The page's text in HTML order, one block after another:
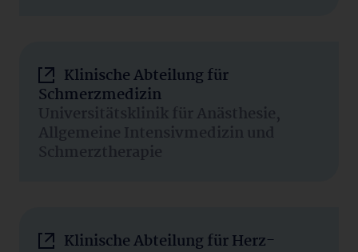
Klinische Abteilung für
Schmerzmedizin
Universitätsklinik für Anästhesie,
Allgemeine Intensivmedizin und
Schmerztherapie
Klinische Abteilung für Herz-